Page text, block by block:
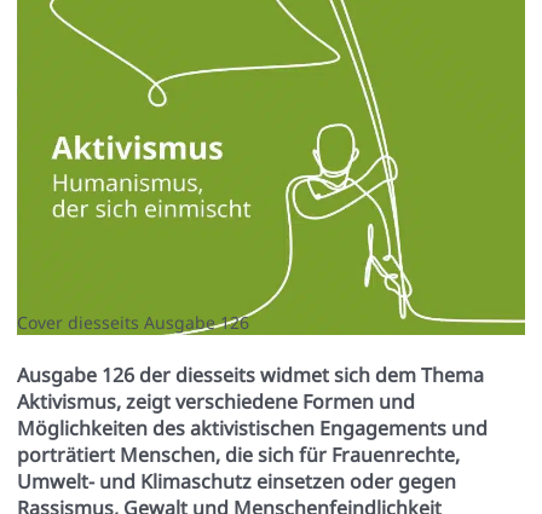
Cover diesseits Ausgabe 126
Ausgabe 126 der diesseits widmet sich dem Thema
Aktivismus, zeigt verschiedene Formen und
Möglichkeiten des aktivistischen Engagements und
porträtiert Menschen, die sich für Frauenrechte,
Umwelt- und Klimaschutz einsetzen oder gegen
Rassismus, Gewalt und Menschenfeindlichkeit